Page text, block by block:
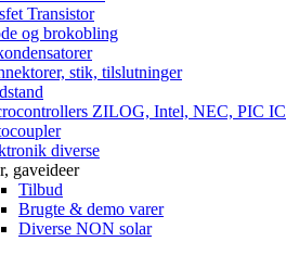
Transistor
og brokobling
stik, tilslutninger
ZILOG, Intel, NEC, PIC IC
diverse
gaveideer
Tilbud
Brugte & demo varer
Diverse NON solar